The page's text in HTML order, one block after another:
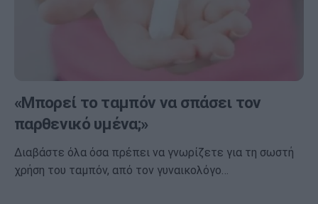
«Μπορεί το ταμπόν να σπάσει τον
παρθενικό υμένα;»
Διαβάστε όλα όσα πρέπει να γνωρίζετε για τη σωστή
χρήση του ταμπόν, από τον γυναικολόγο…